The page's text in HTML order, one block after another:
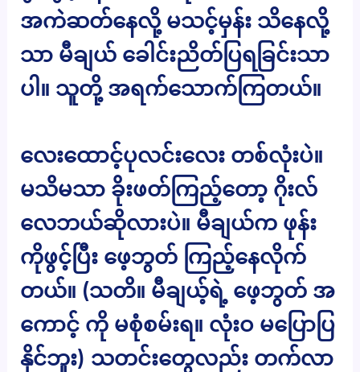
အကဲဆတ်နေလို့ မသင့်မှန်း သိနေလို့
သာ မီချယ် ခေါင်းညိတ်ပြရခြင်းသာ
ပါ။ သူတို့ အရက်သောက်ကြတယ်။
လေးထောင့်ပုလင်းလေး တစ်လုံးပဲ။
မသိမသာ ခိုးဖတ်ကြည့်တော့ ဂိုးလ်
လေဘယ်ဆိုလားပဲ။ မီချယ်က ဖုန်း
ကိုဖွင့်ပြီး ဖေ့ဘွတ် ကြည့်နေလိုက်
တယ်။ (သတိ။ မီချယ့်ရဲ့ ဖေ့ဘွတ် အ
ကောင့် ကို မစုံစမ်းရ။ လုံးဝ မပြောပြ
နိုင်ဘူး) သတင်းတွေလည်း တက်လာ